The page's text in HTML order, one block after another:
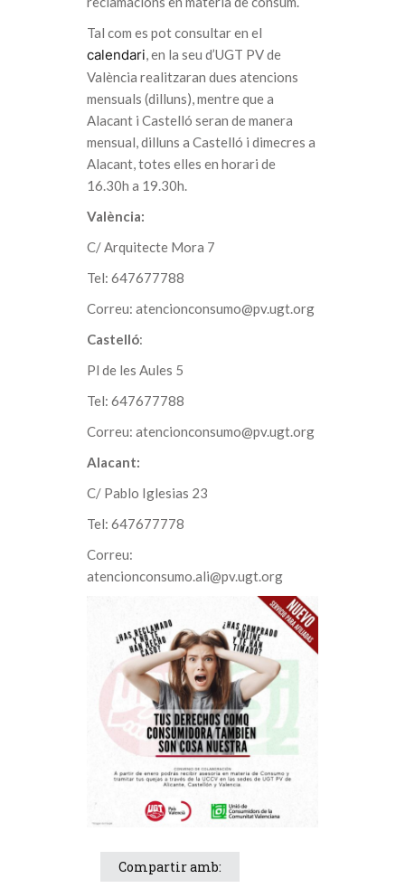
Tal com es pot consultar en el
calendari, en la seu d’UGT PV de
València realitzaran dues atencions
mensuals (dilluns), mentre que a
Alacant i Castelló seran de manera
mensual, dilluns a Castelló i dimecres a
Alacant, totes elles en horari de
16.30h a 19.30h.
València:
C/ Arquitecte Mora 7
Tel: 647677788
Correu: atencionconsumo@pv.ugt.org
Castelló:
Pl de les Aules 5
Tel: 647677788
Correu: atencionconsumo@pv.ugt.org
Alacant:
C/ Pablo Iglesias 23
Tel: 647677778
Correu:
atencionconsumo.ali@pv.ugt.org
Compartir amb: